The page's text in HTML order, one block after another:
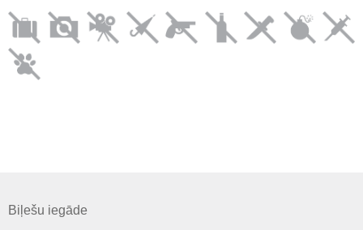
Biļešu iegāde